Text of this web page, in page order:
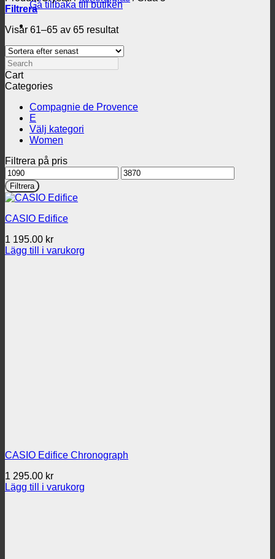
Gå tillbaka till butiken
Filtrera
Visar 61–65 av 65 resultatSortera
senaste
Search
Cart
Categories
Compagnie de Provence
E
Välj kategori
Women
Filtrera på pris
Min
pris
Max
pris
Filtrera
CASIO Edifice
1 195.00 kr
Lägg till i varukorg
CASIO Edifice Chronograph
1 295.00 kr
Lägg till i varukorg